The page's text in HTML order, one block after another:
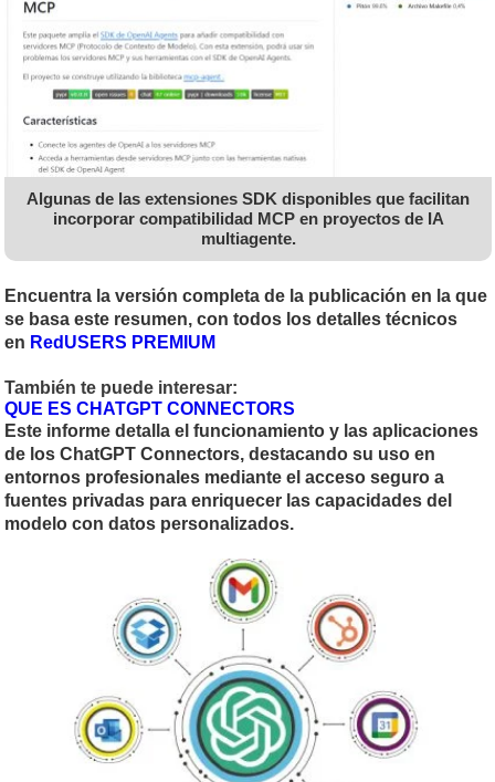
Algunas de las extensiones SDK disponibles que facilitan
incorporar compatibilidad MCP en proyectos de IA
multiagente.
Encuentra la versión completa de la publicación en la que
se basa este resumen, con todos los detalles técnicos
en RedUSERS PREMIUM
También te puede interesar:
QUE ES CHATGPT CONNECTORS
Este informe detalla el funcionamiento y las aplicaciones
de los ChatGPT Connectors, destacando su uso en
entornos profesionales mediante el acceso seguro a
fuentes privadas para enriquecer las capacidades del
modelo con datos personalizados.